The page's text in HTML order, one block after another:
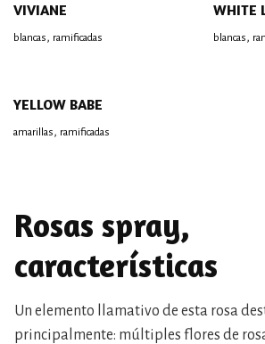
VIVIANE
blancas, ramificadas
WHITE
blancas,
YELLOW BABE
amarillas, ramificadas
Rosas spray,
características
Un elemento llamativo de esta rosa
principalmente: múltiples flores de